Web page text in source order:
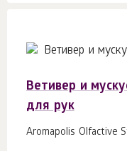
Ветивер и
для рук
Aromapolis Olfactive